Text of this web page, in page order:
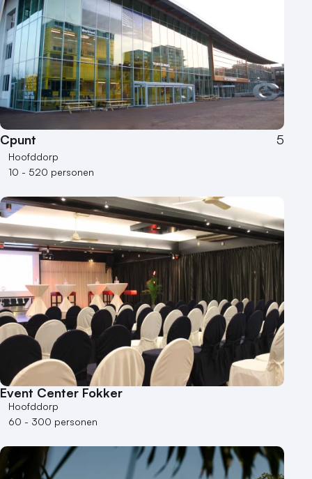
Cpunt 5
Hoofddorp
10 - 520 personen
Event Center Fokker
Hoofddorp
60 - 300 personen